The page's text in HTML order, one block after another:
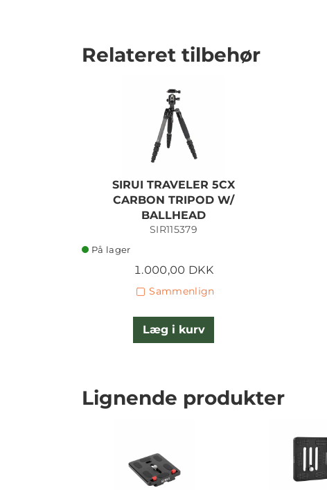
Relateret tilbehør
SIRUI TRAVELER 5CX
CARBON TRIPOD W/
BALLHEAD
SIR115379
På lager
1.000,00 DKK
Sammenlign
Læg i kurv
Lignende produkter